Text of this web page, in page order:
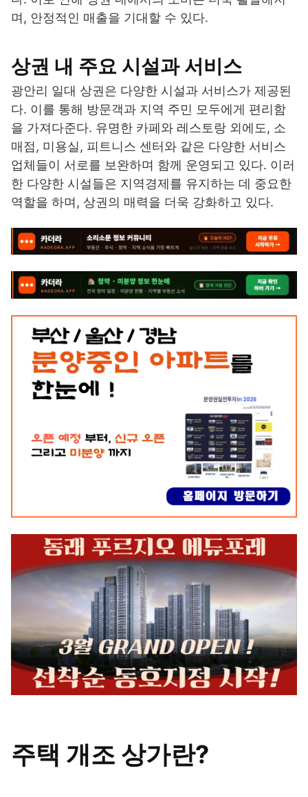
며, 안정적인 매출을 기대할 수 있다.
상권 내 주요 시설과 서비스
광안리 일대 상권은 다양한 시설과 서비스가 제공된
다. 이를 통해 방문객과 지역 주민 모두에게 편리함
을 가져다준다. 유명한 카페와 레스토랑 외에도, 소
매점, 미용실, 피트니스 센터와 같은 다양한 서비스
업체들이 서로를 보완하며 함께 운영되고 있다. 이러
한 다양한 시설들은 지역경제를 유지하는 데 중요한
역할을 하며, 상권의 매력을 더욱 강화하고 있다.
주택 개조 상가란?